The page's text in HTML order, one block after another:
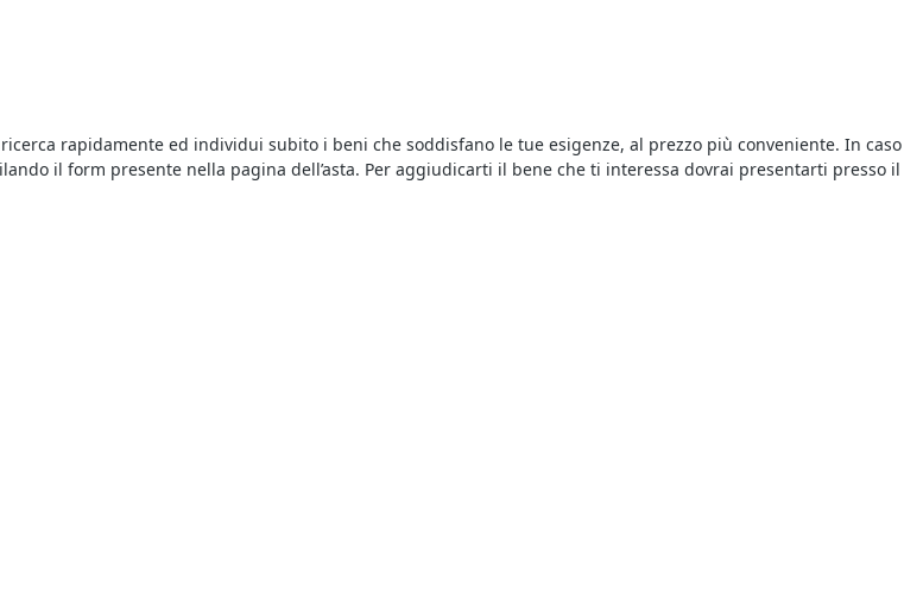
rapidamente ed individui subito i beni che soddisfano le tue esigenze, al prezzo più conveniente. In caso
il form presente nella pagina dell’asta. Per aggiudicarti il bene che ti interessa dovrai presentarti presso il